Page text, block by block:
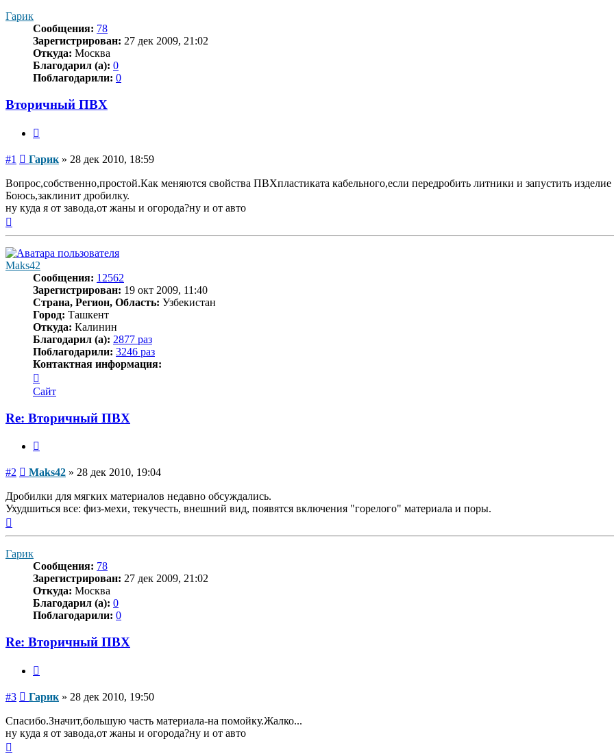
Гарик
Сообщения: 78
Зарегистрирован: 27 дек 2009, 21:02
Откуда: Москва
Благодарил (а): 0
Поблагодарили: 0
Вторичный ПВХ
#1 Сообщение
Гарик » 28 дек 2010, 18:59
Вопрос,собственно,простой.Как меняются свойства ПВХпластиката кабельного,если передробить литники и запустить
Боюсь,заклинит дробилку.
ну куда я от завода,от жаны и огорода?ну и от авто
Maks42
Сообщения: 12562
Зарегистрирован: 19 окт 2009, 11:40
Страна, Регион, Область: Узбекистан
Город: Ташкент
Откуда: Калинин
Благодарил (а): 2877 раз
Поблагодарили: 3246 раз
Контактная информация:
информация
пользователя
Сайт
Re: Вторичный ПВХ
#2 Сообщение
Maks42 » 28 дек 2010, 19:04
Дробилки для мягких материалов недавно обсуждались.
Ухудшиться все: физ-мехи, текучесть, внешний вид, появятся включения "горелого" материала и поры.
Гарик
Сообщения: 78
Зарегистрирован: 27 дек 2009, 21:02
Откуда: Москва
Благодарил (а): 0
Поблагодарили: 0
Re: Вторичный ПВХ
#3 Сообщение
Гарик » 28 дек 2010, 19:50
Спасибо.Значит,большую часть материала-на помойку.Жалко...
ну куда я от завода,от жаны и огорода?ну и от авто